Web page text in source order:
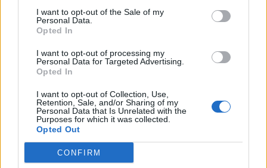
I want to opt-out of the Sale of my
Personal Data.
Opted In
I want to opt-out of processing my
Personal Data for Targeted Advertising.
Opted In
I want to opt-out of Collection, Use,
Retention, Sale, and/or Sharing of my
Personal Data that Is Unrelated with the
Purposes for which it was collected.
Opted Out
CONFIRM